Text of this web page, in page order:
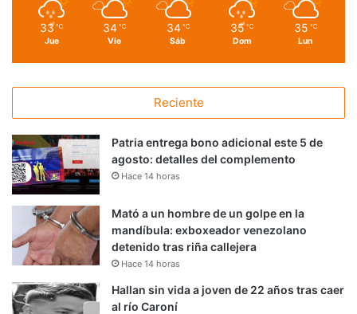
33 ℃
Jue
34 ℃
Vie
34 ℃
Sáb
35 ℃
Dom
35 ℃
Lun
Reciente
Patria entrega bono adicional este 5 de
agosto: detalles del complemento
Hace 14 horas
Mató a un hombre de un golpe en la
mandíbula: exboxeador venezolano
detenido tras riña callejera
Hace 14 horas
Hallan sin vida a joven de 22 años tras caer
al río Caroní